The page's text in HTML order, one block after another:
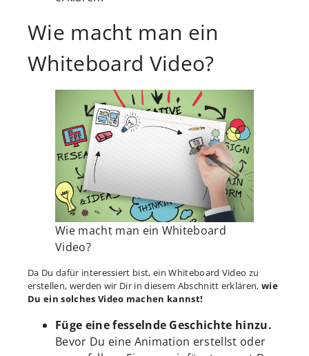
Wie macht man ein
Whiteboard Video?
Wie macht man ein Whiteboard
Video?
Da Du dafür interessiert bist, ein Whiteboard Video zu
erstellen, werden wir Dir in diesem Abschnitt erklären, wie
Du ein solches Video machen kannst!
Füge eine fesselnde Geschichte hinzu.
Bevor Du eine Animation erstellst oder